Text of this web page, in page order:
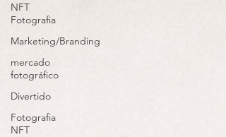
NFT
Fotografia
Marketing/Branding
mercado
fotográfico
Divertido
Fotografia
NFT